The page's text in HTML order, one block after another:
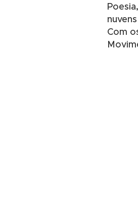
Com